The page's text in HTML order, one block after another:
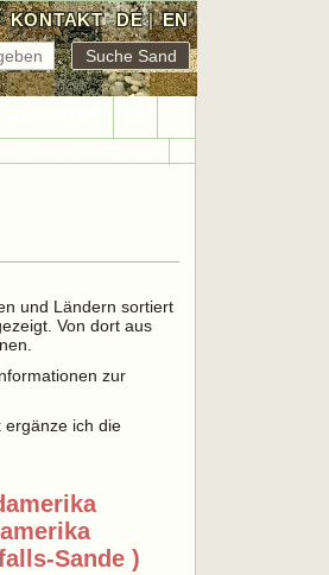
KONTAKT DE|EN
und Ländern sortiert
Von dort aus
zur
ergänze ich die
Sande )